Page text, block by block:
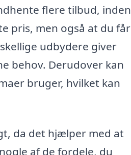
flere tilbud, inden
pris, men også at du får
udbydere giver
behov. Derudover kan
bruger, hvilket kan
da det hjælper med at
af de fordele, du